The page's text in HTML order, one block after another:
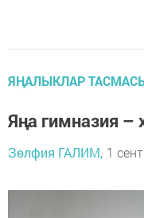
ЯҢАЛЫКЛАР
Яңа гимназия –
Зөлфия ГАЛИМ, 1